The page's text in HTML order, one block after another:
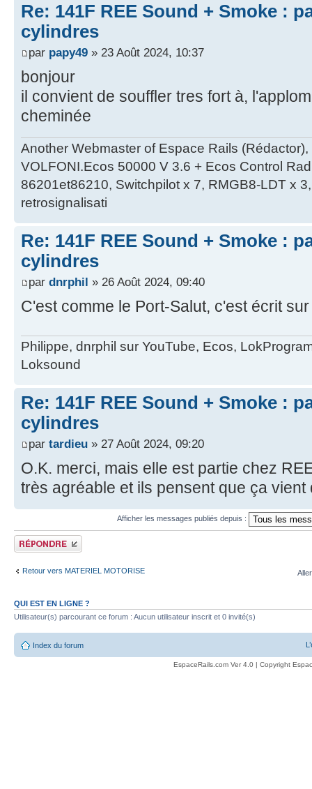
Re: 141F REE Sound + Smoke :
cylindres
par papy49 » 23 Août 2024, 10:37
bonjour
il convient de souffler tres fort à,
cheminée
Another Webmaster of Espace Rails
VOLFONI.Ecos 50000 V 3.6 + Ecos Control
86201et86210, Switchpilot x 7, RMGB8-LDT x
retrosignalisati
Re: 141F REE Sound + Smoke :
cylindres
par dnrphil » 26 Août 2024, 09:40
C'est comme le Port-Salut, c'est écrit
Philippe, dnrphil sur YouTube, Ecos,
Loksound
Re: 141F REE Sound + Smoke :
cylindres
par tardieu » 27 Août 2024, 09:20
O.K. merci, mais elle est partie chez
très agréable et ils pensent que ça
Afficher les messages publiés depuis :
Publier une réponse
Retour vers MATERIEL MOTORISE
QUI EST EN LIGNE ?
Utilisateur(s) parcourant ce forum : Aucun utilisateur inscrit et 0 invité(s)
Index du forum
EspaceRails.com Ver 4.0 | Copyright